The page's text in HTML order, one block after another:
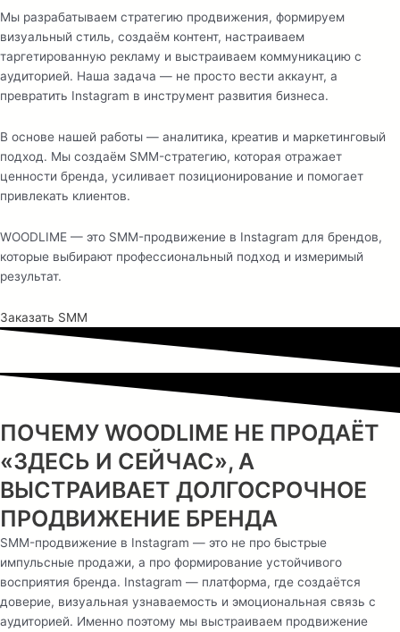
Мы разрабатываем стратегию продвижения, формируем
визуальный стиль, создаём контент, настраиваем
таргетированную рекламу и выстраиваем коммуникацию с
аудиторией. Наша задача — не просто вести аккаунт, а
превратить Instagram в инструмент развития бизнеса.
В основе нашей работы — аналитика, креатив и маркетинговый
подход. Мы создаём SMM-стратегию, которая отражает
ценности бренда, усиливает позиционирование и помогает
привлекать клиентов.
WOODLIME — это SMM-продвижение в Instagram для брендов,
которые выбирают профессиональный подход и измеримый
результат.
Заказать SMM
ПОЧЕМУ WOODLIME НЕ ПРОДАЁТ
«ЗДЕСЬ И СЕЙЧАС», А
ВЫСТРАИВАЕТ ДОЛГОСРОЧНОЕ
ПРОДВИЖЕНИЕ БРЕНДА
SMM-продвижение в Instagram — это не про быстрые
импульсные продажи, а про формирование устойчивого
восприятия бренда. Instagram — платформа, где создаётся
доверие, визуальная узнаваемость и эмоциональная связь с
аудиторией. Именно поэтому мы выстраиваем продвижение